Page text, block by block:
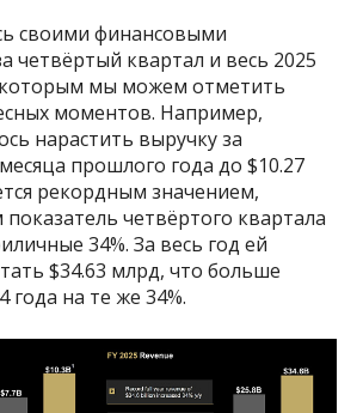
своими финансовыми
четвёртый квартал и весь 2025
которым мы можем отметить
моментов. Например,
нарастить выручку за
прошлого года до $10.27
рекордным значением,
четвёртого квартала
34%. За весь год ей
$34.63 млрд, что больше
года на те же 34%.